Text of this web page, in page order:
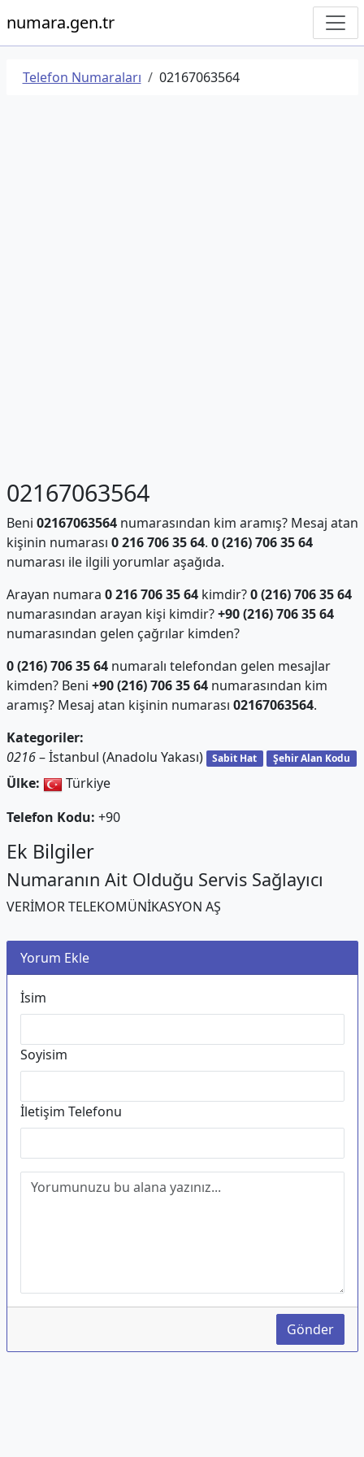
numara.gen.tr
Telefon Numaraları 02167063564
02167063564
Beni 02167063564numarasından kim aramış? Mesaj atan
kişinin numarası 0 216 706 35 64. 0 (216) 706 35 64
numarası ile ilgili yorumlar aşağıda.
Arayan numara 0 216 706 35 64kimdir?0 (216) 706 35 64
numarasından arayan kişi kimdir?+90 (216) 706 35 64
numarasından gelen çağrılar kimden?
0 (216) 706 35 64numaralı telefondan gelen mesajlar
kimden? Beni +90 (216) 706 35 64numarasından kim
aramış? Mesaj atan kişinin numarası 02167063564.
Kategoriler:
0216– İstanbul (Anadolu Yakası) Sabit Hat Şehir Alan Kodu
Ülke:
Türkiye
Telefon Kodu: +90
Ek Bilgiler
Numaranın Ait Olduğu Servis Sağlayıcı
VERİMOR TELEKOMÜNİKASYON AŞ
Yorum Ekle
İsim
Soyisim
İletişim Telefonu
Gönder